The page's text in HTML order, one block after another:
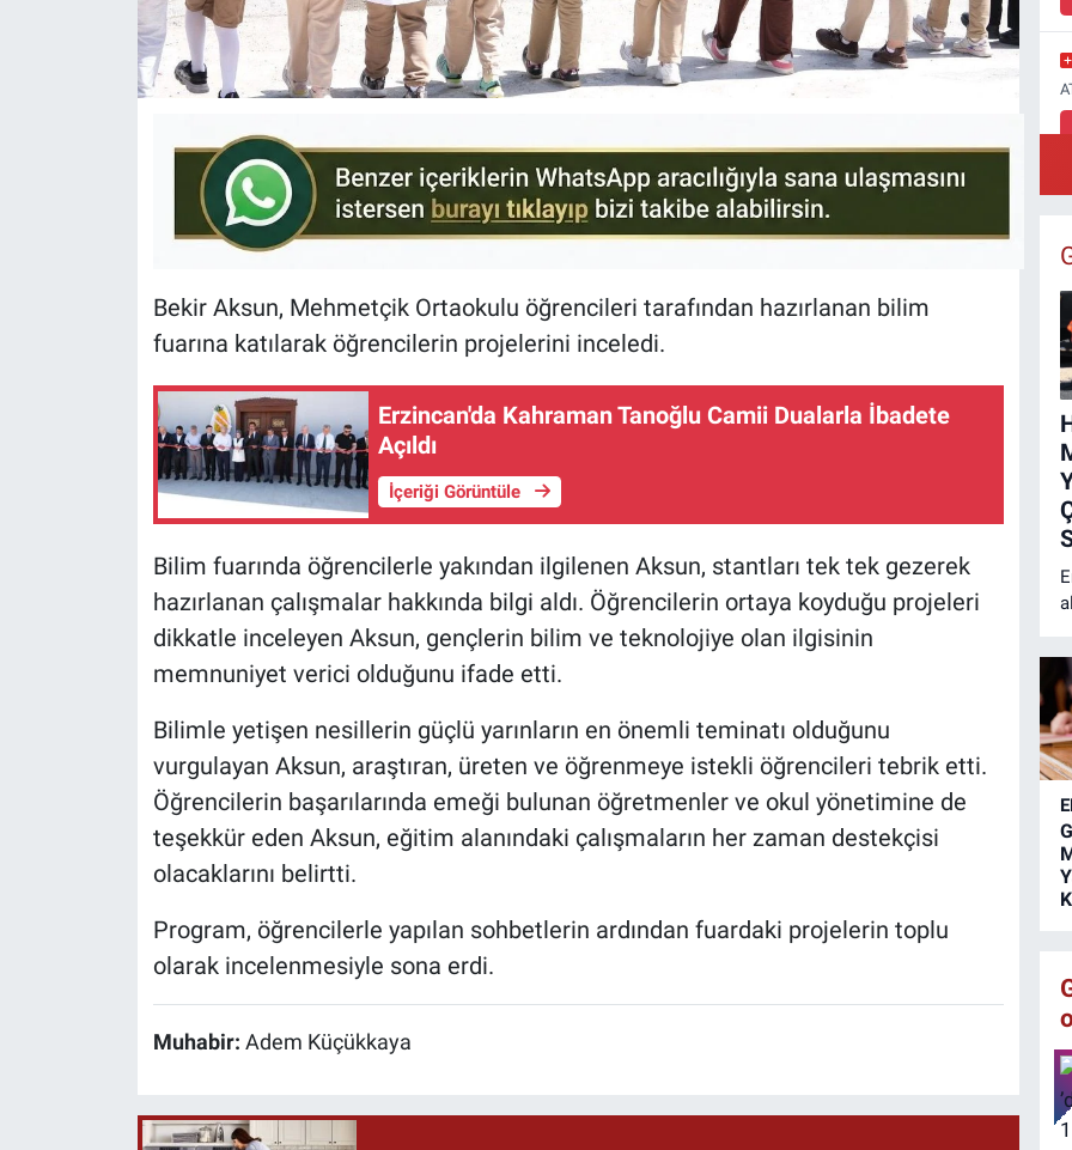
Bekir Aksun, Mehmetçik Ortaokulu öğrencileri tarafından hazırlanan bilim
fuarına katılarak öğrencilerin projelerini inceledi.
Erzincan'da Kahraman Tanoğlu Camii Dualarla İbadete
Açıldı
İçeriği Görüntüle
Bilim fuarında öğrencilerle yakından ilgilenen Aksun, stantları tek tek gezerek
hazırlanan çalışmalar hakkında bilgi aldı. Öğrencilerin ortaya koyduğu projeleri
dikkatle inceleyen Aksun, gençlerin bilim ve teknolojiye olan ilgisinin
memnuniyet verici olduğunu ifade etti.
Bilimle yetişen nesillerin güçlü yarınların en önemli teminatı olduğunu
vurgulayan Aksun, araştıran, üreten ve öğrenmeye istekli öğrencileri tebrik etti.
Öğrencilerin başarılarında emeği bulunan öğretmenler ve okul yönetimine de
teşekkür eden Aksun, eğitim alanındaki çalışmaların her zaman destekçisi
olacaklarını belirtti.
Program, öğrencilerle yapılan sohbetlerin ardından fuardaki projelerin toplu
olarak incelenmesiyle sona erdi.
Muhabir: Adem Küçükkaya